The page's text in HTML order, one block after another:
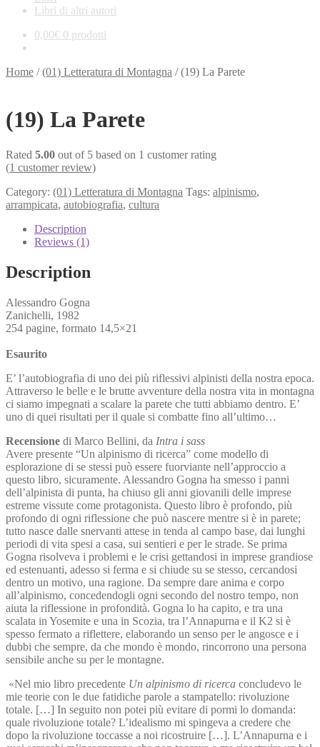
Libri di altri autori
0,00€ 0 prodotti
Home /(01) Letteratura di Montagna /(19) La Parete
(19) La Parete
Rated 5.00 out of 5 based on 1 customer rating
(1 customer review)
Category: (01) Letteratura di Montagna Tags: alpinismo,
arrampicata, autobiografia, cultura
Description
Reviews (1)
Description
Alessandro Gogna
Zanichelli, 1982
254 pagine, formato 14,5×21
Esaurito
E’ l’autobiografia di uno dei più riflessivi alpinisti della nostra epoca.
Attraverso le belle e le brutte avventure della nostra vita in montagna
ci siamo impegnati a scalare la parete che tutti abbiamo dentro. E’
uno di quei risultati per il quale si combatte fino all’ultimo…
Recensione di Marco Bellini, da Intra i sass
Avere presente “Un alpinismo di ricerca” come modello di
esplorazione di se stessi può essere fuorviante nell’approccio a
questo libro, sicuramente. Alessandro Gogna ha smesso i panni
dell’alpinista di punta, ha chiuso gli anni giovanili delle imprese
estreme vissute come protagonista. Questo libro è profondo, più
profondo di ogni riflessione che può nascere mentre si è in parete;
tutto nasce dalle snervanti attese in tenda al campo base, dai lunghi
periodi di vita spesi a casa, sui sentieri e per le strade. Se prima
Gogna risolveva i problemi e le crisi gettandosi in imprese grandiose
ed estenuanti, adesso si ferma e si chiude su se stesso, cercandosi
dentro un motivo, una ragione. Da sempre dare anima e corpo
all’alpinismo, concedendogli ogni secondo del nostro tempo, non
aiuta la riflessione in profondità. Gogna lo ha capito, e tra una
scalata in Yosemite e una in Scozia, tra l’Annapurna e il K2 si è
spesso fermato a riflettere, elaborando un senso per le angosce e i
dubbi che sempre, da che mondo è mondo, rincorrono una persona
sensibile anche su per le montagne.
«Nel mio libro precedente Un alpinismo di ricerca concludevo le
mie teorie con le due fatidiche parole a stampatello: rivoluzione
totale. […] In seguito non potei più evitare di pormi lo domanda:
quale rivoluzione totale? L’idealismo mi spingeva a credere che
dopo la rivoluzione toccasse a noi ricostruire […]. L’Annapurna e i